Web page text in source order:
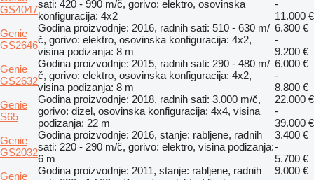
GS4047sati: 420 - 990 m/č, gorivo: elektro, osovinska
konfiguracija: 4x2
-
11.000 €
Genie
GS2646
Godina proizvodnje: 2016, radnih sati: 510 - 630 m/
č, gorivo: elektro, osovinska konfiguracija: 4x2,
visina podizanja: 8 m
6.300 €
-
9.200 €
Genie
GS2632
Godina proizvodnje: 2015, radnih sati: 290 - 480 m/
č, gorivo: elektro, osovinska konfiguracija: 4x2,
visina podizanja: 8 m
6.000 €
-
8.800 €
Genie
S65
Godina proizvodnje: 2018, radnih sati: 3.000 m/č,
gorivo: dizel, osovinska konfiguracija: 4x4, visina
podizanja: 22 m
22.000 €
-
39.000 €
Genie
GS2032
Godina proizvodnje: 2016, stanje: rabljene, radnih
sati: 220 - 290 m/č, gorivo: elektro, visina podizanja:
6 m
3.400 €
-
5.700 €
Genie
Godina proizvodnje: 2011, stanje: rabljene, radnih
9.000 €